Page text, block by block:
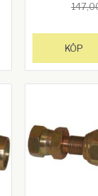
till i favoriter
KÖP